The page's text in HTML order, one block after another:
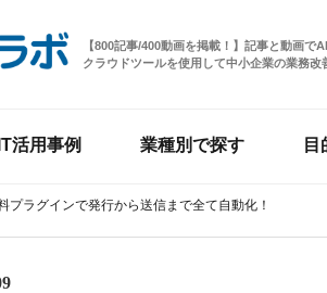
【800記事/400動画を掲載！】記事と動画で
クラウドツールを使用して中小企業の業務改
IT活用事例 業種別で探す
プラグインで発行から送信まで全て自動化！